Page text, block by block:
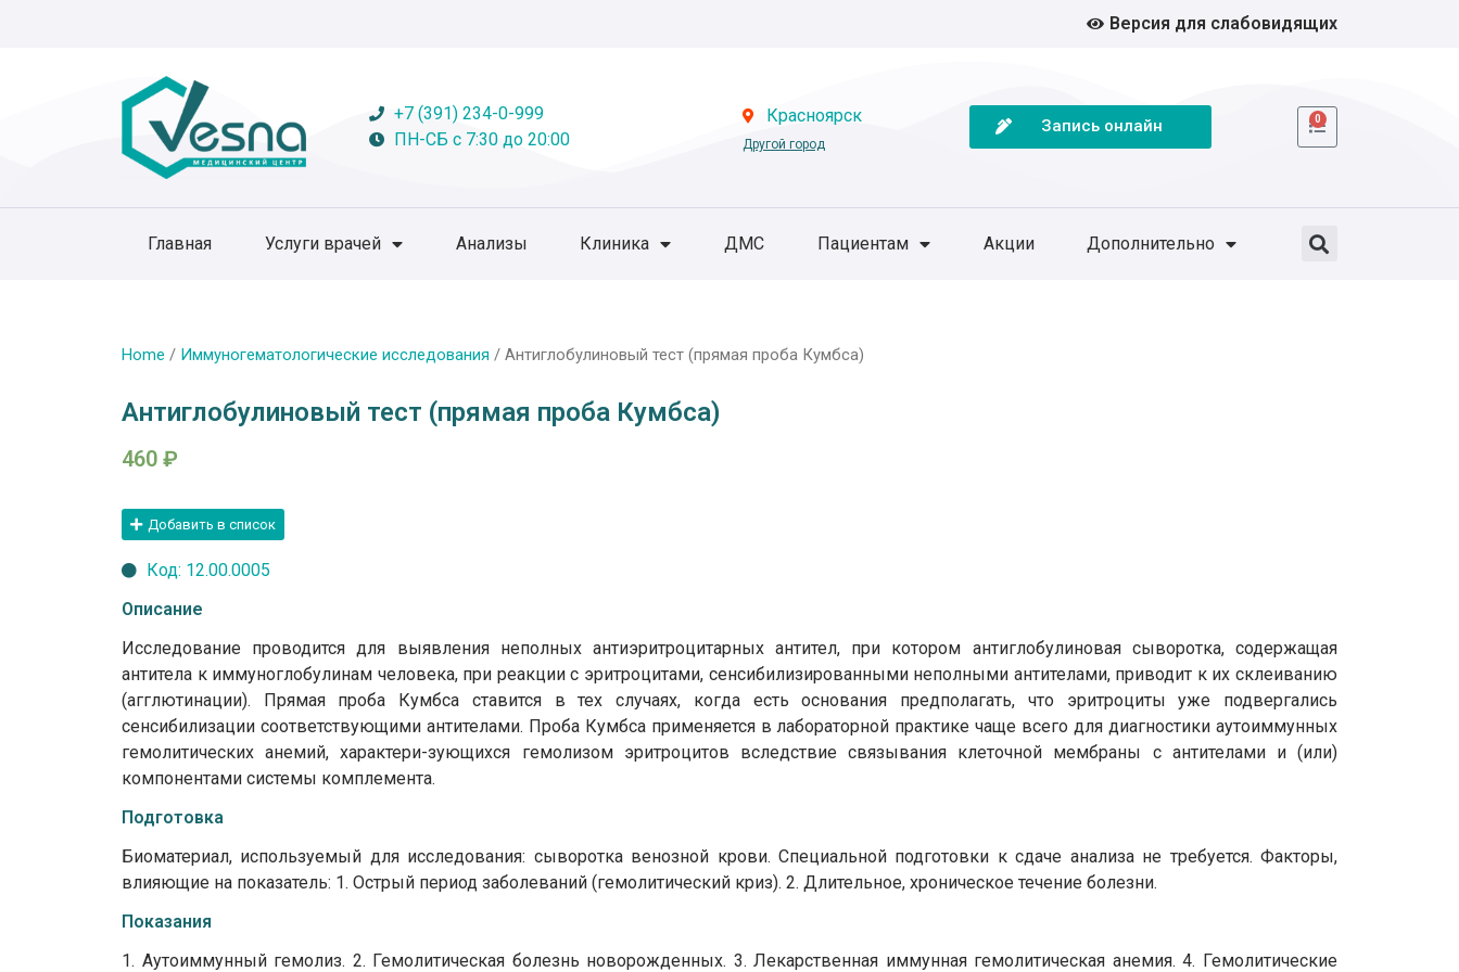
Версия для слабовидящих
+7 (391) 234-0-999
ПН-СБ с 7:30 до 20:00
Красноярск
Другой город
Запись онлайн 0
Главная Услуги врачей Анализы Клиника ДМС Пациентам Акции Дополнительно
Home / Иммуногематологические исследования / Антиглобулиновый тест (прямая проба Кумбса)
Антиглобулиновый тест (прямая проба Кумбса)
460 ₽
Добавить в список
Код: 12.00.0005
Описание
Исследование проводится для выявления неполных антиэритроцитарных антител, при котором антиглобулиновая сыворотка, содержащая
антитела к иммуноглобулинам человека, при реакции с эритроцитами, сенсибилизированными неполными антителами, приводит к их склеиванию
(агглютинации). Прямая проба Кумбса ставится в тех случаях, когда есть основания предполагать, что эритроциты уже подвергались
сенсибилизации соответствующими антителами. Проба Кумбса применяется в лабораторной практике чаще всего для диагностики аутоиммунных
гемолитических анемий, характери-зующихся гемолизом эритроцитов вследствие связывания клеточной мембраны с антителами и (или)
компонентами системы комплемента.
Подготовка
Биоматериал, используемый для исследования: сыворотка венозной крови. Специальной подготовки к сдаче анализа не требуется. Факторы,
влияющие на показатель: 1. Острый период заболеваний (гемолитический криз). 2. Длительное, хроническое течение болезни.
Показания
1. Аутоиммунный гемолиз. 2. Гемолитическая болезнь новорожденных. 3. Лекарственная иммунная гемолитическая анемия. 4. Гемолитические